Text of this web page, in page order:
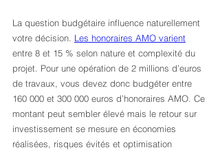
La question budgétaire influence naturellement
votre décision. Les honoraires AMO varient
entre 8 et 15 % selon nature et complexité du
projet. Pour une opération de 2 millions d’euros
de travaux, vous devez donc budgéter entre
160 000 et 300 000 euros d’honoraires AMO. Ce
montant peut sembler élevé mais le retour sur
investissement se mesure en économies
réalisées, risques évités et optimisation